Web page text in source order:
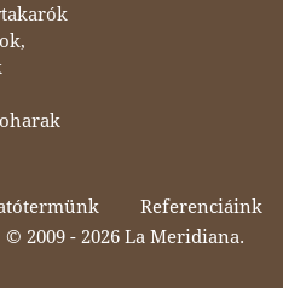
Referenciáink
© 2009 - 2026 La Meridiana.